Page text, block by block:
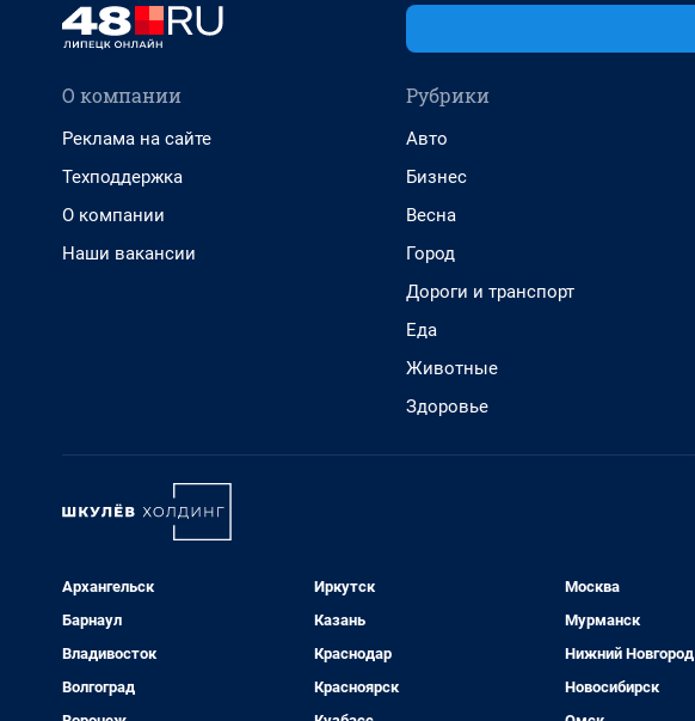
О компании
Реклама на сайте
Техподдержка
О компании
Наши вакансии
Рубрики
Авто
Бизнес
Весна
Город
Дороги и транспорт
Еда
Животные
Здоровье
Архангельск
Барнаул
Владивосток
Волгоград
Иркутск
Казань
Краснодар
Красноярск
Москва
Мурманск
Нижний Новгород
Новосибирск